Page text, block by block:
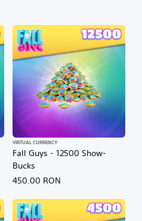
Fall Guys - 12500 Show-
Bucks
VIRTUAL CURRENCY
450.00 RON